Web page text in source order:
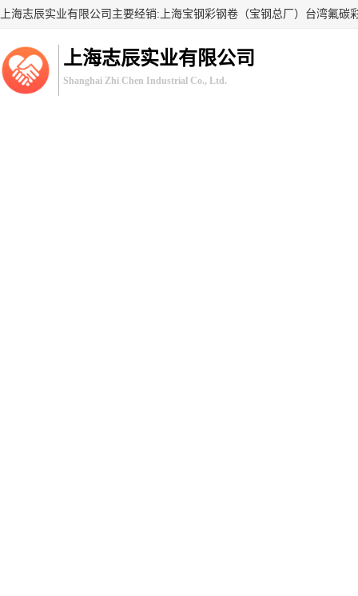
上海志辰实业有限公司
Shanghai Zhi Chen Industrial Co., Ltd.